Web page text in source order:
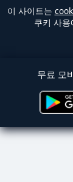
이 사이트는
쿠키 사
무료 모